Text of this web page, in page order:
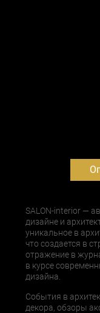
SALON-interior —
дизайне и
уникальное в
что создается в
отражение в
в курсе
дизайна.
События в
декора, обзоры